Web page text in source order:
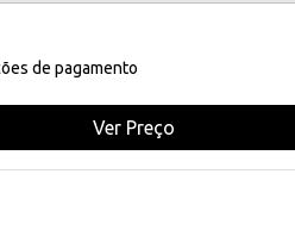
de pagamento
Ver Preço